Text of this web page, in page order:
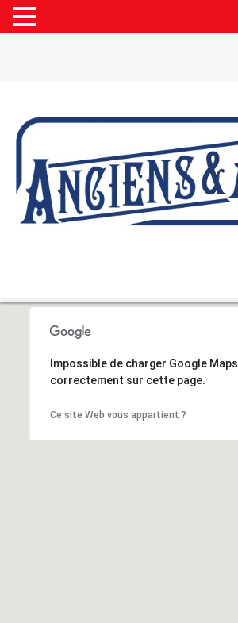
Impossible de charger Google Maps
correctement sur cette page.
Ce site Web vous appartient ?